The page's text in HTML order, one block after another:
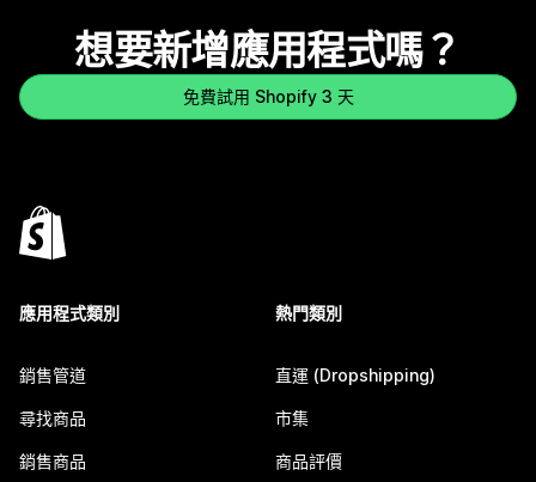
想要新增應用程式嗎？
免費試用 Shopify 3 天
應用程式類別
銷售管道
尋找商品
銷售商品
熱門類別
直運 (Dropshipping)
市集
商品評價